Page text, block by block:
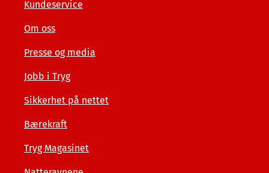
Kundeservice
Om oss
Presse og media
Jobb i Tryg
Sikkerhet på nettet
Bærekraft
Tryg Magasinet